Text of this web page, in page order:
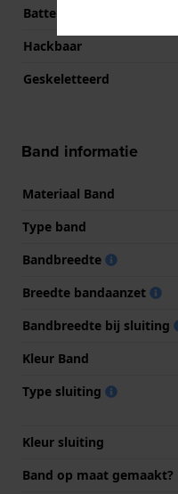
Batterijduur
Hackbaar
Geskeletteerd
Band informatie
Materiaal Band
Type band
Bandbreedte
Breedte bandaanzet
Bandbreedte bij sluiting
Kleur Band
Type sluiting
Kleur sluiting
Band op maat gemaakt?